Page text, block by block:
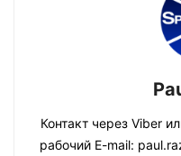
Контакт через Viber
рабочий E-mail: